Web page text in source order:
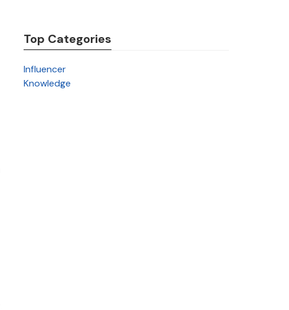
Top Categories
Influencer
Knowledge